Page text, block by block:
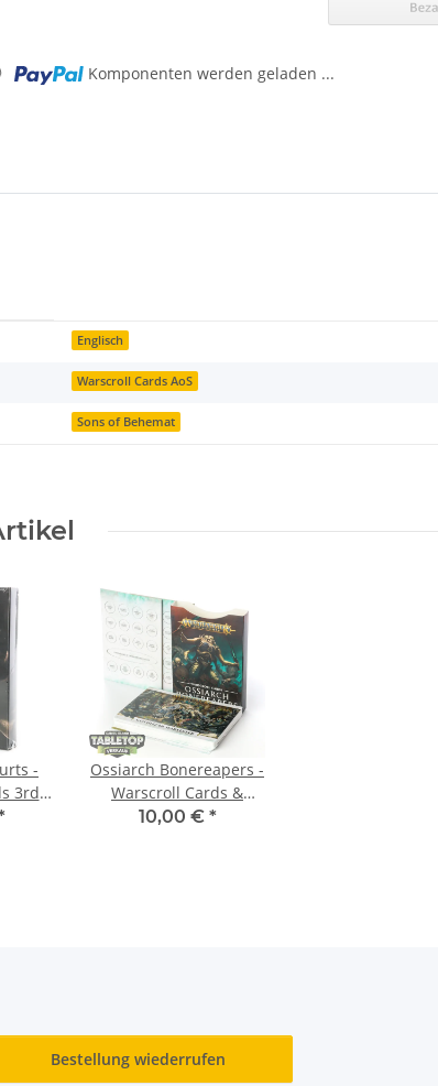
Komponenten werden geladen ...
Englisch
Warscroll Cards AoS
Sons of Behemat
-
3rd
Ossiarch Bonereapers -
Warscroll Cards &
Tokens 2nd Edition -
10,00 € *
Bestellung wiederrufen